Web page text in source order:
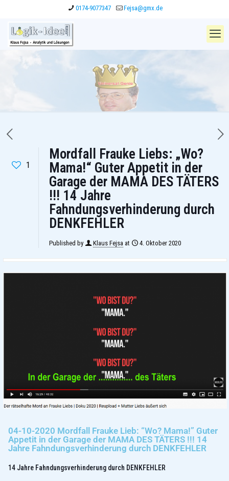
0174-9077347 Fejsa@gmx.de
1
Mordfall Frauke Liebs: „Wo?
Mama!“ Guter Appetit in der
Garage der MAMA DES TÄTERS
!!! 14 Jahre
Fahndungsverhinderung durch
DENKFEHLER
Published by Klaus Fejsa at 4. Oktober 2020
04-10-2020 Mordfall Frauke Lieb: “Wo? Mama!” Guter
Appetit in der Garage der MAMA DES TÄTERS !!! 14
Jahre Fahndungsverhinderung durch DENKFEHLER
14 Jahre Fahndungsverhinderung durch DENKFEHLER